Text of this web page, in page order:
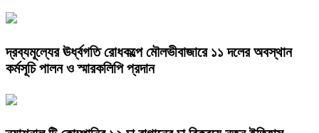
দ্রব্যমূল্যের ঊর্ধ্বগতি রোধকল্পে মৌলভীবাজারে ১১ দলের অবস্থান
কর্মসূচি পালন ও স্মারকলিপি প্রদান